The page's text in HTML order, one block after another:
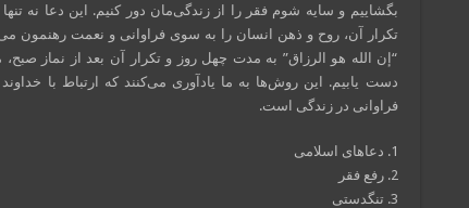
بگشاییم و سایه شوم فقر را از زندگی‌مان دور کنیم. این دعا نه
تکرار آن، روح و ذهن انسان را به سوی فراوانی و نعمت رهنمون
“إن الله هو الرزاق” به مدت چهل روز و تکرار آن بعد از نماز
دست یابیم. این روش‌ها به ما یادآوری می‌کنند که ارتباط با
فراوانی در زندگی است.
1. دعاهای اسلامی
2. رفع فقر
3. تنگدستی